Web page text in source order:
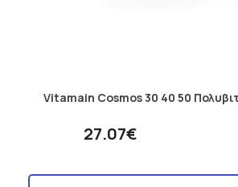
Vitamain Cosmos 30 40 50
27.07€